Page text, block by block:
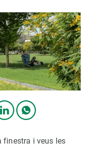
finestra i veus les